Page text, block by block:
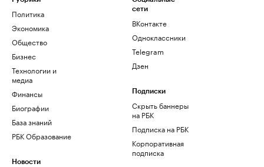
Политика
Экономика
Общество
Бизнес
Технологии и
медиа
Финансы
Биографии
База знаний
РБК Образование
Новости
сети
ВКонтакте
Одноклассники
Telegram
Дзен
Подписки
Скрыть баннеры
на РБК
Подписка на РБК
Корпоративная
подписка